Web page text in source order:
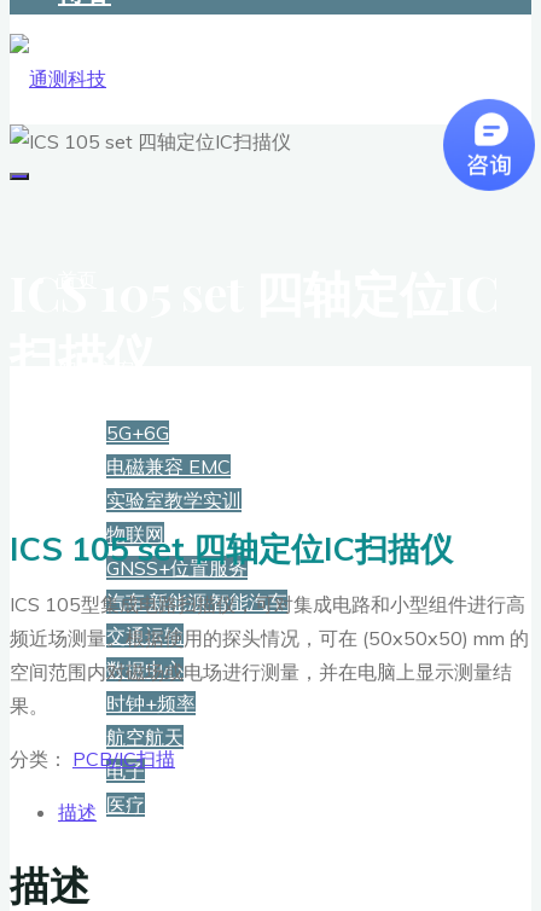
5G+6G
电磁兼容 EMC
实验室教学实训
物联网
GNSS+位置服务
汽车·新能源·智能汽车
交通运输
数据中心
时钟+频率
航空航天
电子
医疗
产品
ICS 105 set 四轴定位IC扫描仪
ICS 105型集成电路扫描仪，可对集成电路和小型组件进行高
频近场测量。根据使用的探头情况，可在 (50x50x50) mm 的
空间范围内对磁场或电场进行测量，并在电脑上显示测量结
果。
分类： PCB/IC扫描
描述
描述